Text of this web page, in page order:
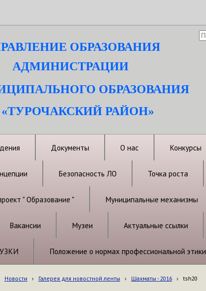
ОБРАЗОВАНИЯ
АДМИНИСТРАЦИИ
ОБРАЗОВАНИЯ
«ТУРОЧАКСКИЙ РАЙОН»
Документы О нас Конкурсы
Безопасность ЛО Точка роста
" Образование " Муниципальные механизмы
Вакансии Музеи Актуальные ссылки
Положение о нормах профессиональной этики
Новости › Галерея для новостной ленты › Шахматы - 2016 › tsh20